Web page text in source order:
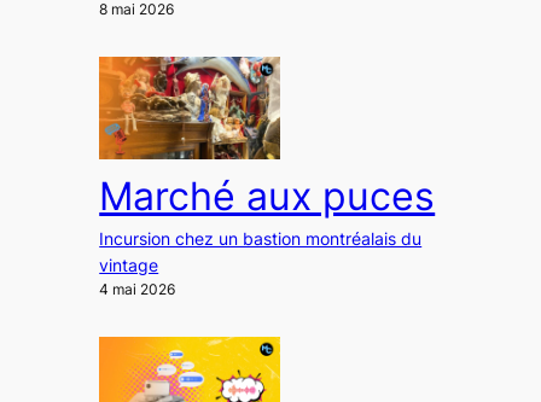
8 mai 2026
Marché aux puces
Incursion chez un bastion montréalais du
vintage
4 mai 2026